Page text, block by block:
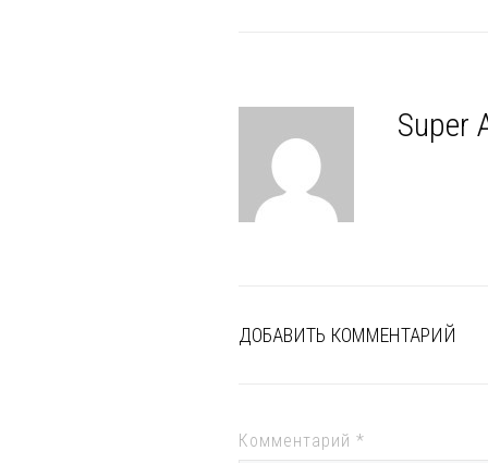
Super
ДОБАВИТЬ КОММЕНТАРИЙ
Комментарий *